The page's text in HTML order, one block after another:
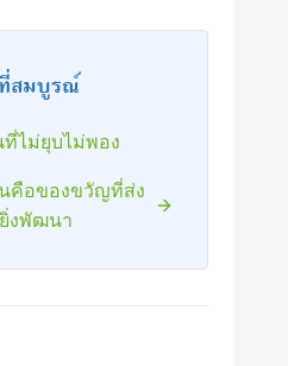
สมบูรณ์
ไม่ยุบไม่พอง
คือของขวัญที่ส่ง
งพัฒนา